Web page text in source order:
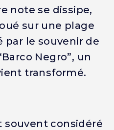
note se dissipe,
sur une plage
par le souvenir de
Negro”, un
transformé.
souvent considéré